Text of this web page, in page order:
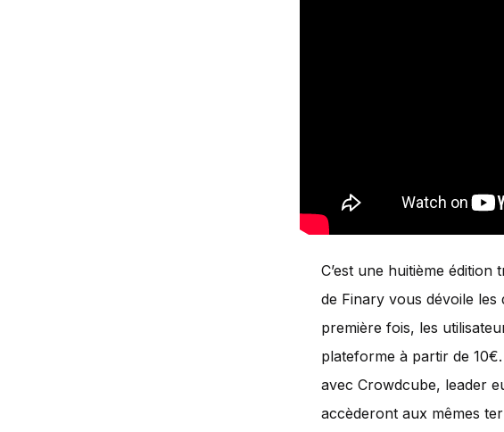
C’est une huitième
de Finary vous dévoile
première fois, les
plateforme à partir de
avec Crowdcube, leader
accèderont aux mêmes